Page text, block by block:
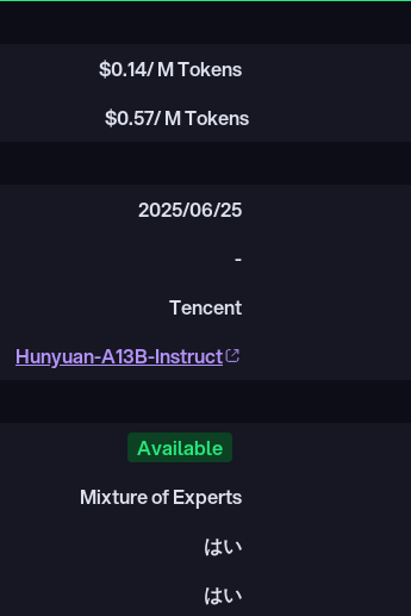
$0.14/ M Tokens
$0.57/ M Tokens
2025/06/25
-
Tencent
Hunyuan-A13B-Instruct
Available
Mixture of Experts
はい
はい